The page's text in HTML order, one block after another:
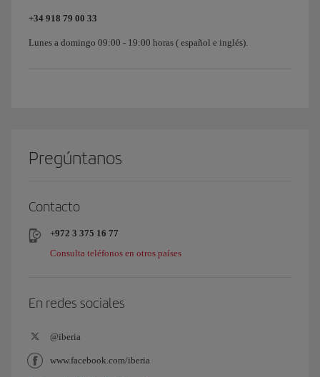
+34 918 79 00 33
Lunes a domingo 09:00 - 19:00 horas ( español e inglés).
Pregúntanos
Contacto
+972 3 375 16 77
Consulta teléfonos en otros países
En redes sociales
@iberia
www.facebook.com/iberia